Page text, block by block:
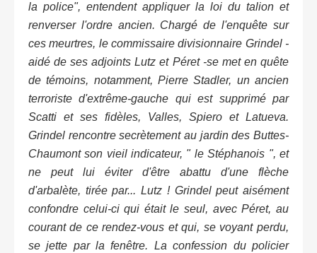
la police", entendent appliquer la loi du talion et
renverser l'ordre ancien. Chargé de l'enquête sur
ces meurtres, le commissaire divisionnaire Grindel -
aidé de ses adjoints Lutz et Péret -se met en quête
de témoins, notamment, Pierre Stadler, un ancien
terroriste d'extrême-gauche qui est supprimé par
Scatti et ses fidèles, Valles, Spiero et Latueva.
Grindel rencontre secrètement au jardin des Buttes-
Chaumont son vieil indicateur, " le Stéphanois ", et
ne peut lui éviter d'être abattu d'une flèche
d'arbalète, tirée par... Lutz ! Grindel peut aisément
confondre celui-ci qui était le seul, avec Péret, au
courant de ce rendez-vous et qui, se voyant perdu,
se jette par la fenêtre. La confession du policier